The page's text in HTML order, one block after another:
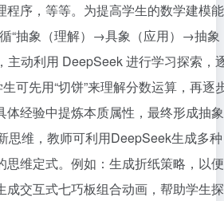
程序，等等。为提高学生的数学建模能
“抽象（理解）→具象（应用）→抽象
主动利用 DeepSeek 进行学习探索，
可先用“切饼”来理解分数运算，再逐
体经验中提炼本质属性，最终形成抽象
思维，教师可利用DeepSeek生成多种
思维定式。例如：生成折纸策略，以便
成交互式七巧板组合动画，帮助学生探